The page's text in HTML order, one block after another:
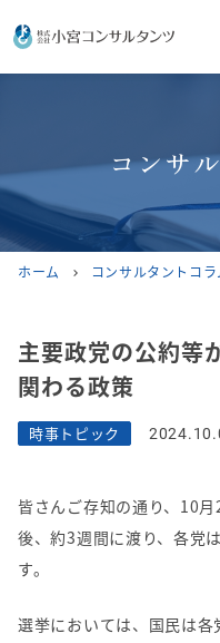
コンサ
ホーム chevron_right コンサルタントコラ
主要政党の公約等
関わる政策
時事トピック
皆さんご存知の通り、 10月
後、約3週間に渡り、各党
す。
選挙においては、国民は